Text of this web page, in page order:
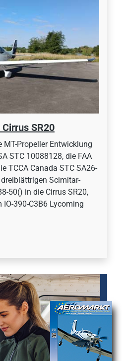
SR20
MT-Propeller Entwicklung
STC 10088128, die FAA
TCCA Canada STC SA26-
Scimitar-
50() in die Cirrus SR20,
390-C3B6 Lycoming